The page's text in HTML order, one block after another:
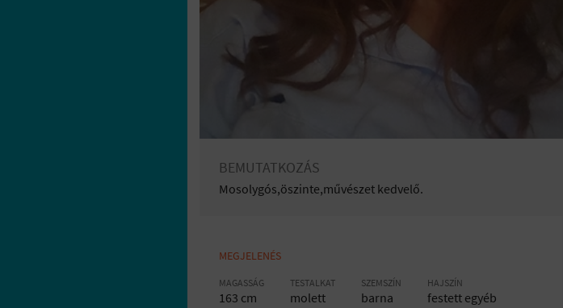
BEMUTATKOZÁS
Mosolygós,öszinte,művészet kedvelő.
MEGJELENÉS
MAGASSÁG
163 cm
TESTALKAT
molett
SZEMSZÍN
barna
HAJSZÍN
festett egyéb